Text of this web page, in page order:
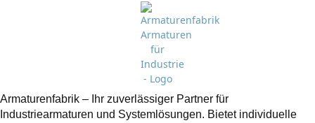
Armaturenfabrik – Ihr zuverlässiger Partner für
Industriearmaturen und Systemlösungen. Bietet individuelle